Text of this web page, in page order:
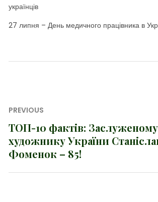
українців
27 липня – День медичного працівника в
Навігація
записів
PREVIOUS
Previous
post:
ТОП-10 фактів: Заслуженому
художнику України
Фоменок – 85!